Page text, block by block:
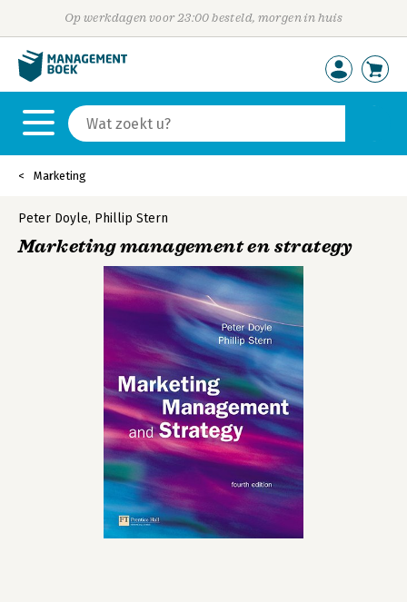
Op werkdagen voor 23:00 besteld, morgen in huis
Marketing
Peter Doyle, Phillip Stern
Marketing management en strategy